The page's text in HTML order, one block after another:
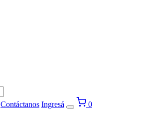
Contáctanos Ingresá 0